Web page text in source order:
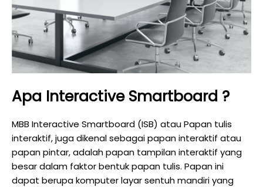
Apa Interactive Smartboard ?
MBB Interactive Smartboard (ISB) atau Papan tulis
interaktif, juga dikenal sebagai papan interaktif atau
papan pintar, adalah papan tampilan interaktif yang
besar dalam faktor bentuk papan tulis. Papan ini
dapat berupa komputer layar sentuh mandiri yang